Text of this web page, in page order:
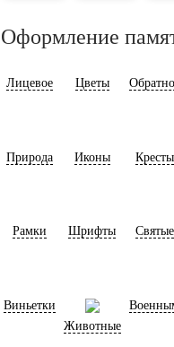
Оформление
Лицевое Цветы
Природа Иконы Кресты
Рамки Шрифты Святые
Виньетки
Животные